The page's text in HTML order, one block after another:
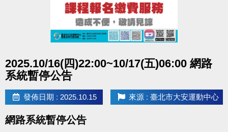
2025.10/16(四)22:00~10/17(五)06:00 網路
系統暫停公告
發佈日期 : 2025.10.15 來源 : 臺北市大安運動中心
網路系統暫停公告